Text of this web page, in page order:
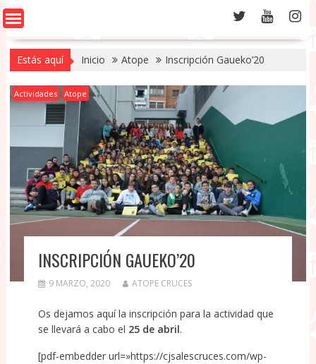
Estás aquí Inicio Atope Inscripción Gaueko’20
Actividades Atope
INSCRIPCIÓN GAUEKO’20
9 MARZO, 2020 ATOPE CRUCES
Os dejamos aquí la inscripción para la actividad que
se llevará a cabo el 25 de abril.
[pdf-embedder url=»https://cjsalescruces.com/wp-